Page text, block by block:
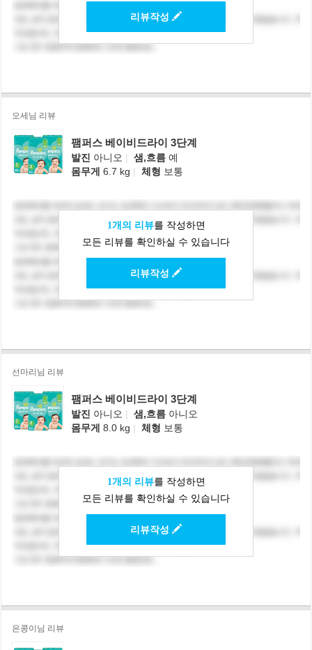
리뷰작성
오세님 리뷰
팸퍼스 베이비드라이 3단계
발진 아니오 | 샘,흐름 예
몸무게 6.7 kg | 체형 보통
1개의 리뷰를 작성하면
모든 리뷰를 확인하실 수 있습니다
리뷰작성
선마리님 리뷰
팸퍼스 베이비드라이 3단계
발진 아니오 | 샘,흐름 아니오
몸무게 8.0 kg | 체형 보통
1개의 리뷰를 작성하면
모든 리뷰를 확인하실 수 있습니다
리뷰작성
은콩이님 리뷰